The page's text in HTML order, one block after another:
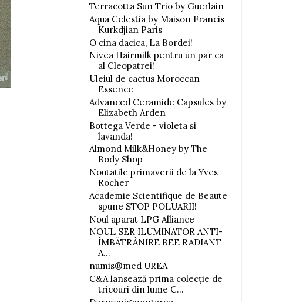
Terracotta Sun Trio by Guerlain
Aqua Celestia by Maison Francis
Kurkdjian Paris
O cina dacica, La Bordei!
Nivea Hairmilk pentru un par ca
al Cleopatrei!
Uleiul de cactus Moroccan
Essence
Advanced Ceramide Capsules by
Elizabeth Arden
Bottega Verde - violeta si
lavanda!
Almond Milk&Honey by The
Body Shop
Noutatile primaverii de la Yves
Rocher
Academie Scientifique de Beaute
spune STOP POLUARII!
Noul aparat LPG Alliance
NOUL SER ILUMINATOR ANTI-
ÎMBĂTRÂNIRE BEE RADIANT
A...
numis®med UREA
C&A lansează prima colecţie de
tricouri din lume C...